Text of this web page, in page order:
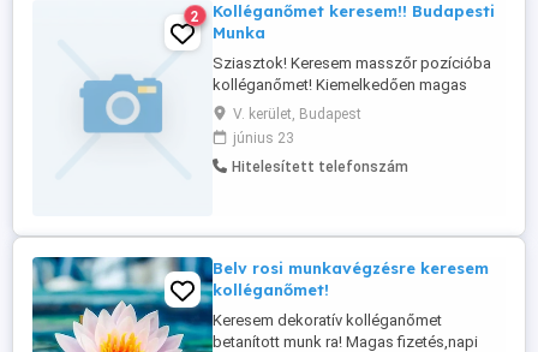
2
Kolléganőmet keresem!! Budapesti
Munka
Sziasztok! Keresem masszőr pozícióba
kolléganőmet! Kiemelkedően magas
kereset,napi kifizetéssel!!! Ha nincs
tapasztalatod nem akadaly,betanított
munka. Rugalmas munkaidő, egyéni
igények szerint! Ha felkeltettem az
V. kerület, Budapest
június 23
Hitelesített telefonszám
Belv rosi munkavégzésre keresem
kolléganőmet!
Keresem dekoratív kolléganőmet
betanított munk ra! Magas fizetés,napi